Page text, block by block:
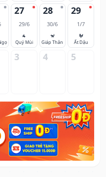
27
29/6
🐐
Quý Mùi
28
30/6
🐒
Giáp Thân
29
1/7
🐓
Ất Dậu
3 4 5